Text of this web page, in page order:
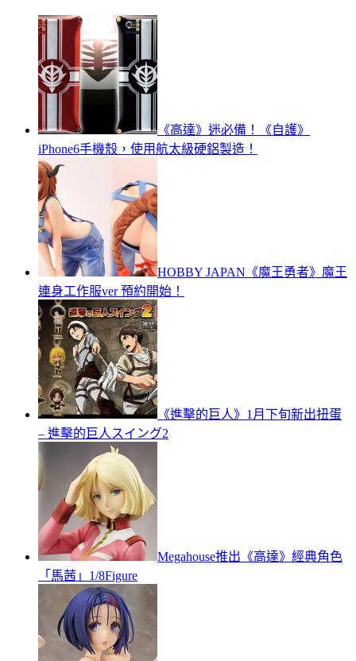
《高達》迷必備！《自護》
iPhone6手機殼，使用航太級硬鋁製造！
HOBBY JAPAN《魔王勇者》魔王
連身工作服ver 預約開始！
《進擊的巨人》1月下旬新出扭蛋
– 進擊的巨人スイング2
Megahouse推出《高達》經典角色
「馬茜」1/8Figure